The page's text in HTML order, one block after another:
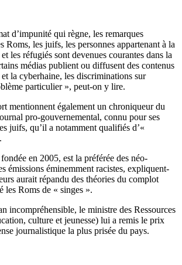
d’impunité qui règne, les remarques
Roms, les juifs, les personnes appartenant à la
les réfugiés sont devenues courantes dans la
médias publient ou diffusent des contenus
la cyberhaine, les discriminations sur
particulier », peut-on y lire.
mentionnent également un chroniqueur du
pro-gouvernemental, connu pour ses
juifs, qu’il a notamment qualifiés d’«
en 2005, est la préférée des néo-
émissions éminemment racistes, expliquent-
aurait répandu des théories du complot
les Roms de « singes ».
incompréhensible, le ministre des Ressources
culture et jeunesse) lui a remis le prix
journalistique la plus prisée du pays.